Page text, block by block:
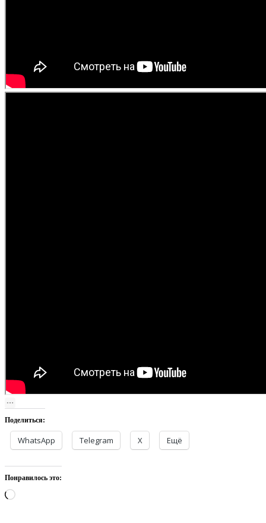
Поделиться:
WhatsApp Telegram X Ещё
Понравилось это:
Загрузка…